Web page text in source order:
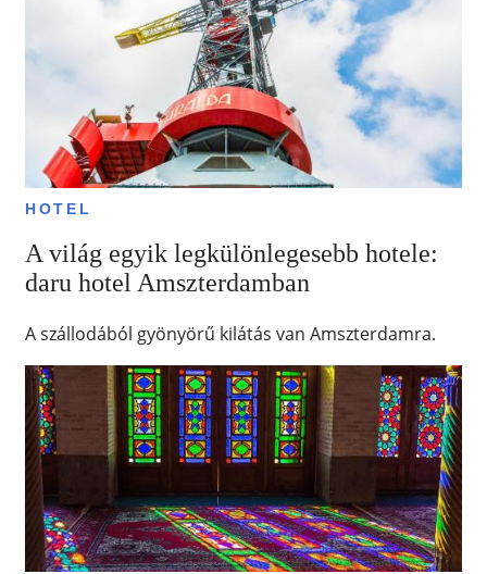
HOTEL
A világ egyik legkülönlegesebb hotele:
daru hotel Amszterdamban
A szállodából gyönyörű kilátás van Amszterdamra.